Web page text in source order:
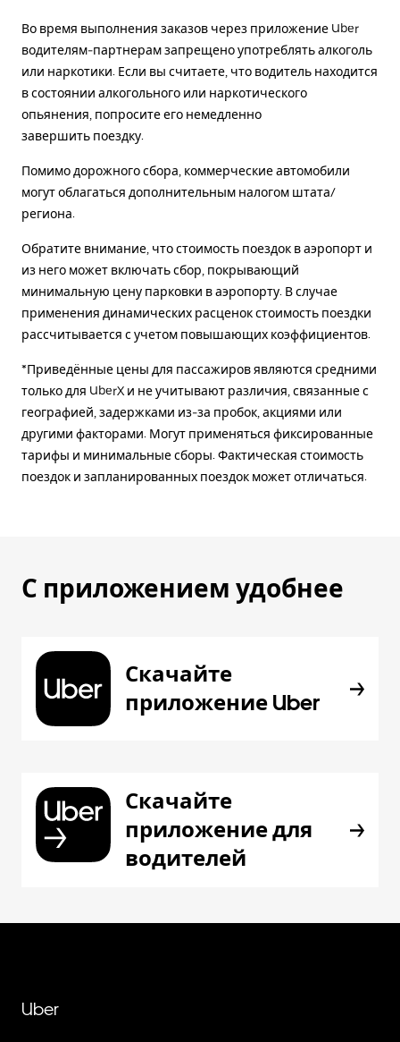
Во время выполнения заказов через приложение Uber
водителям-партнерам запрещено употреблять алкоголь
или наркотики. Если вы считаете, что водитель находится
в состоянии алкогольного или наркотического
опьянения, попросите его немедленно
завершить поездку.
Помимо дорожного сбора, коммерческие автомобили
могут облагаться дополнительным налогом штата/
региона.
Обратите внимание, что стоимость поездок в аэропорт и
из него может включать сбор, покрывающий
минимальную цену парковки в аэропорту. В случае
применения динамических расценок стоимость поездки
рассчитывается с учетом повышающих коэффициентов.
*Приведённые цены для пассажиров являются средними
только для UberX и не учитывают различия, связанные с
географией, задержками из-за пробок, акциями или
другими факторами. Могут применяться фиксированные
тарифы и минимальные сборы. Фактическая стоимость
поездок и запланированных поездок может отличаться.
С приложением удобнее
Скачайте
приложение Uber
Скачайте
приложение для
водителей
Uber